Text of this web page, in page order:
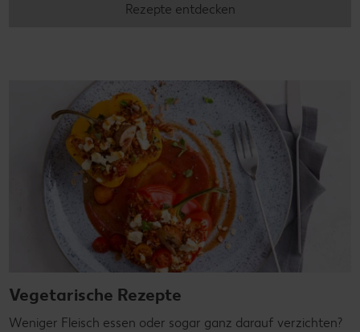
Rezepte entdecken
Vegetarische Rezepte
Weniger Fleisch essen oder sogar ganz darauf verzichten?